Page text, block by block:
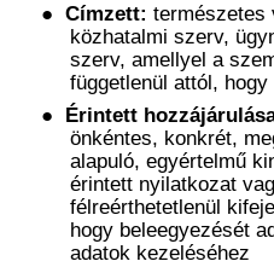
● Címzett: természetes
közhatalmi szerv,
szerv, amellyel a
függetlenül attól,
● Érintett
önkéntes, konkrét,
alapuló, egyértelmű
érintett nyilatkozat
félreérthetetlenül
hogy beleegyezését
adatok kezeléséhez